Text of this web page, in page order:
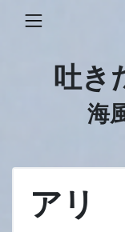
吐き
海
アリ